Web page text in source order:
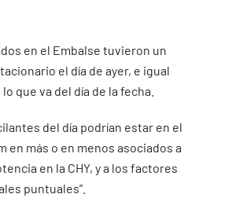
en el Embalse tuvieron un
el día de ayer, e igual
que va del día de la fecha.
del día podrían estar en el
en más o en menos asociados a
en la CHY, y a los factores
puntuales”.